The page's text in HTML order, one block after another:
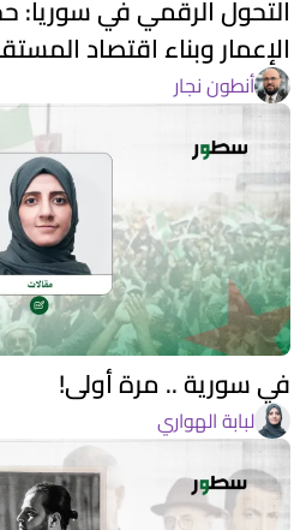
التحول الرقمي في سوريا:
الإعمار وبناء اقتصاد
أنطون نجار
في سورية .. مرة أولى!
لبابة الهواري